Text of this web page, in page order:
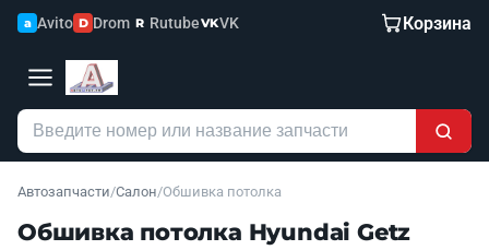
a Avito D Drom R RutubeVKVK Корзина
Автозапчасти/Салон/Обшивка потолка
Обшивка потолка Hyundai Getz